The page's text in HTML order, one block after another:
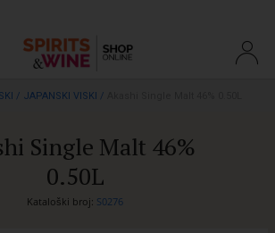
/ JAPANSKI VISKI /
Single Malt 46%
0.50L
Kataloški broj: S0276